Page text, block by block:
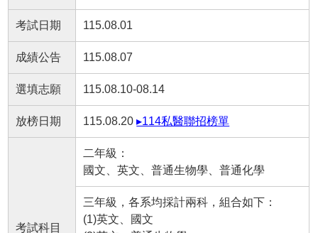
考試日期 115.08.01
成績公告 115.08.07
選填志願 115.08.10-08.14
放榜日期 115.08.20▸114私醫聯招榜單
考試科目
二年級：
國文、英文、普通生物學、普通化學
三年級，各系均採計兩科，組合如下：
(1)英文、國文